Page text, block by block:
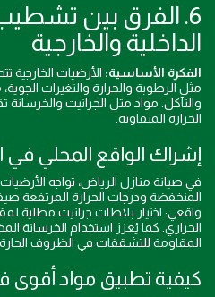
6. الفرق بين
الداخلية والخارجية
الفكرة الأساسية: الأرضيات الخارجية
مثل الرطوبة والحرارة والتغيرات
والتآكل. مواد مثل الجرانيت
الحرارة المتفاوتة.
إشراك الواقع المحلي في
في صيانة منازل الرياض، تواجه
المنخفضة ودرجات الحرارة المرتفعة
واقعي: اختيار بلاطات جرانيت مطلية
الحراري. كما يُعزز استخدام الخرسانة
المقاومة للتشققات في الظروف الحارة.
كيفية تطبيق مواد أقوى